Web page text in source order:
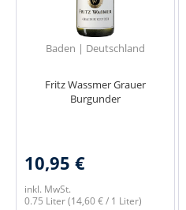
Baden | Deutschland
Fritz Wassmer Grauer
Burgunder
10,95 €
inkl. MwSt.
0.75 Liter(14,60 € / 1 Liter)